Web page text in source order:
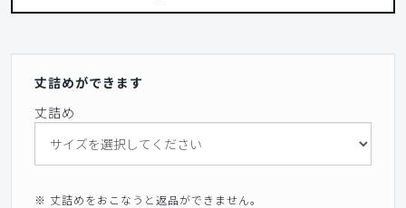
丈詰めができます
丈詰め
※ 丈詰めをおこなうと返品ができません。